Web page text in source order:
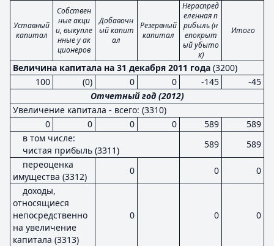
Уставный
капитал
Собствен
ные акци
и, выкупле
нные у ак
ционеров
Добавочн
ый капит
ал
Резервный
капитал
Нераспред
еленная п
рибыль (н
епокрыт
ый убыто
к)
Итого
Величина капитала на 31 декабря 2011 года (3200)
100
(0) 0 0 -145
-45
Отчетный год (2012)
Увеличение капитала - всего: (3310)
0
0 0 0 589
589
в том числе:
чистая прибыль (3311)
589
589
переоценка
имущества (3312)
0 0
0
доходы,
относящиеся
непосредственно
на увеличение
капитала (3313)
0 0 0